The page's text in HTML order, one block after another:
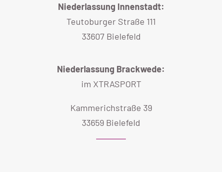
Niederlassung Innenstadt:
Teutoburger Straße 111
33607 Bielefeld
Niederlassung Brackwede:
im XTRASPORT
Kammerichstraße 39
33659 Bielefeld